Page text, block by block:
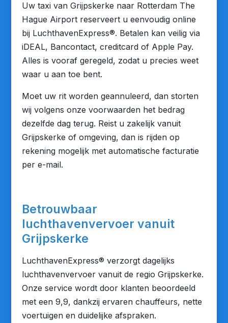
Uw taxi van Grijpskerke naar Rotterdam The
Hague Airport reserveert u eenvoudig online
bij LuchthavenExpress®. Betalen kan veilig via
iDEAL, Bancontact, creditcard of Apple Pay.
Alles is vooraf geregeld, zodat u precies weet
waar u aan toe bent.
Moet uw rit worden geannuleerd, dan storten
wij volgens onze voorwaarden het bedrag
dezelfde dag terug. Reist u zakelijk vanuit
Grijpskerke of omgeving, dan is rijden op
rekening mogelijk met automatische facturatie
per e-mail.
Betrouwbaar
luchthavenvervoer vanuit
Grijpskerke
LuchthavenExpress® verzorgt dagelijks
luchthavenvervoer vanuit de regio Grijpskerke.
Onze service wordt door klanten beoordeeld
met een 9,9, dankzij ervaren chauffeurs, nette
voertuigen en duidelijke afspraken.